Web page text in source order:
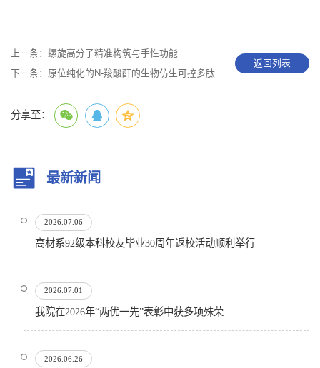
上一条： 螺旋高分子精准构筑与手性功能
下一条： 原位纯化的N-羧酸酐的生物仿生可控多肽聚合
返回列表
分享至：
最新新闻
2026.07.06
高材系92级本科校友毕业30周年返校活动顺利举行
2026.07.01
我院在2026年“两优一先”表彰中获多项殊荣
2026.06.26